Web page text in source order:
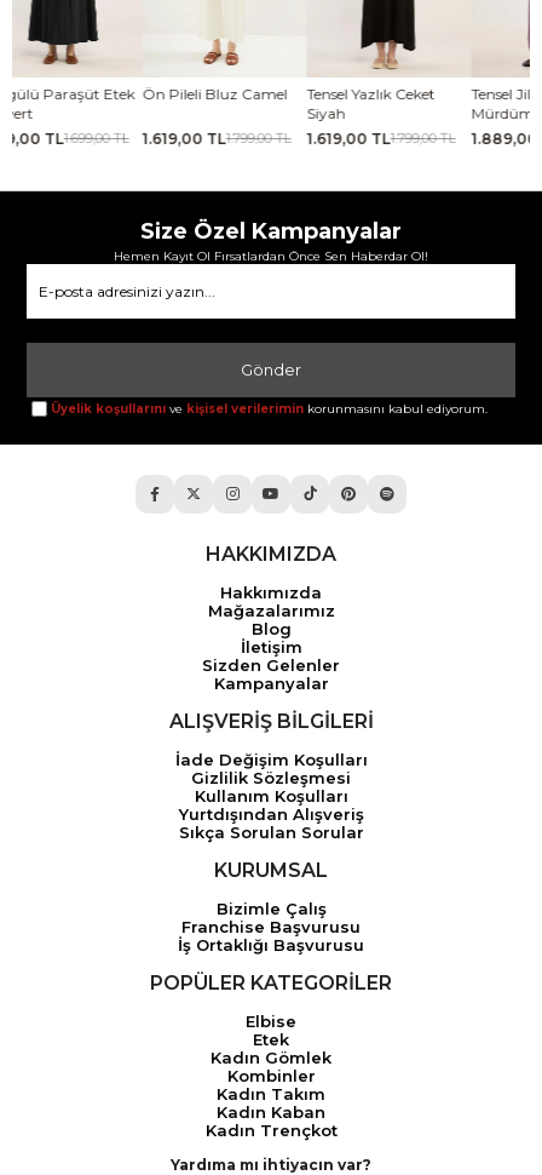
Ön Pileli Bluz Camel
1.619,00 TL1.799,00 TL
Tensel Yazlık Ceket
1.619,00 TL1.799,00 TL
Tensel Jile Elbise
Mürdüm
1.889,00 TL2.099,00 TL
Size Özel Kampanyalar
Hemen Kayıt Ol Fırsatlardan Önce Sen Haberdar Ol!
Gönder
Üyelik koşullarını ve kişisel verilerimin korunmasını kabul ediyorum.
HAKKIMIZDA
Hakkımızda
Mağazalarımız
Blog
İletişim
Sizden Gelenler
Kampanyalar
ALIŞVERİŞ BİLGİLERİ
İade Değişim Koşulları
Gizlilik Sözleşmesi
Kullanım Koşulları
Yurtdışından Alışveriş
Sıkça Sorulan Sorular
KURUMSAL
Bizimle Çalış
Franchise Başvurusu
İş Ortaklığı Başvurusu
POPÜLER KATEGORİLER
Elbise
Etek
Kadın Gömlek
Kombinler
Kadın Takım
Kadın Kaban
Kadın Trençkot
Yardıma mı ihtiyacın var?